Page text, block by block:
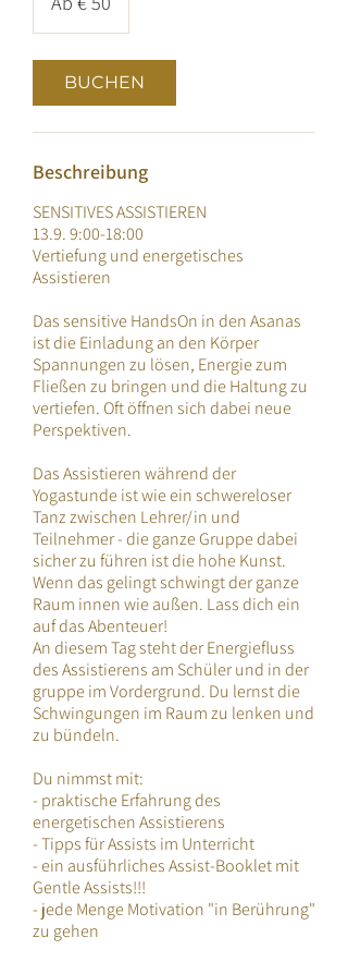
Euro
BUCHEN
Beschreibung
SENSITIVES ASSISTIEREN
13.9. 9:00-18:00
Vertiefung und energetisches
Assistieren
Das sensitive HandsOn in den Asanas
ist die Einladung an den Körper
Spannungen zu lösen, Energie zum
Fließen zu bringen und die Haltung zu
vertiefen. Oft öffnen sich dabei neue
Perspektiven.
Das Assistieren während der
Yogastunde ist wie ein schwereloser
Tanz zwischen Lehrer/in und
Teilnehmer - die ganze Gruppe dabei
sicher zu führen ist die hohe Kunst.
Wenn das gelingt schwingt der ganze
Raum innen wie außen. Lass dich ein
auf das Abenteuer!
An diesem Tag steht der Energiefluss
des Assistierens am Schüler und in der
gruppe im Vordergrund. Du lernst die
Schwingungen im Raum zu lenken und
zu bündeln.
Du nimmst mit:
- praktische Erfahrung des
energetischen Assistierens
- Tipps für Assists im Unterricht
- ein ausführliches Assist-Booklet mit
Gentle Assists!!!
- jede Menge Motivation "in Berührung"
zu gehen